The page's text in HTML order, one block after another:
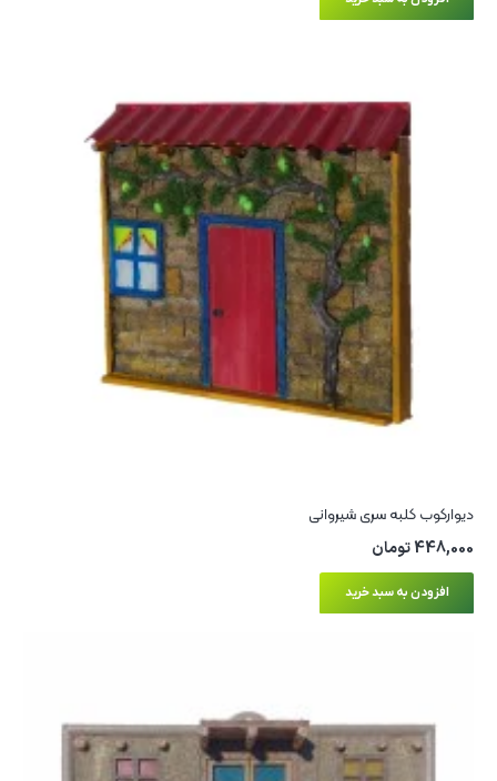
دیوارکوب کلبه سری شیروانی
448,000تومان
افزودن به سبد خرید